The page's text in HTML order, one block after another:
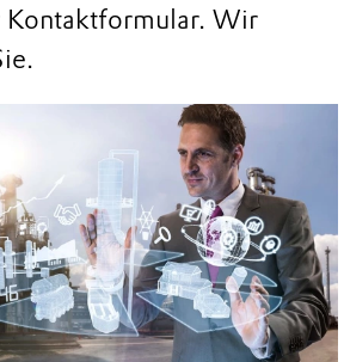
Kontaktformular. Wir